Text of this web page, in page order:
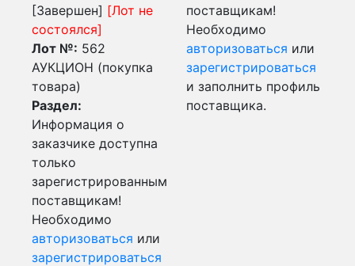
[Завершен] [Лот не
состоялся]
Лот №: 562
АУКЦИОН (покупка
товара)
Раздел:
Информация о
заказчике доступна
только
зарегистрированным
поставщикам!
Необходимо
авторизоваться или
зарегистрироваться
поставщикам!
Необходимо
авторизоваться или
зарегистрироваться
и заполнить профиль
поставщика.